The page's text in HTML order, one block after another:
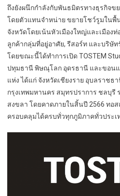
ถึงยังผนึกกำลังกับพันธมิตรทางธุรกิจข
โดยตัวแทนจำหน่าย ขยายโชว์รูมในพื้
จังหวัดโดยเน้นหัวเมืองใหญ่และเมืองท่
ลูกค้ากลุ่มที่อยู่อาศัย, รีสอร์ท และบริษั
โดยขณะนี้ได้ทำการเปิด TOSTEM
ปทุมธานี พิษณุโลก อุดรธานี และขอนแ
แห่ง ได้แก่ จังหวัดเชียงราย อุบลราชธ
กรุงเทพมหานคร สมุทรปราการ ชลบุรี
สงขลา โดยคาดภายในสิ้นปี 2566 ทอ
ครอบคลุมได้ครบทั่วทุกภูมิภาคทั่วประเ